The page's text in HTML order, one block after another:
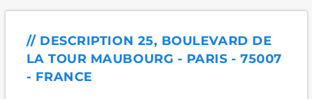
// DESCRIPTION 25, BOULEVARD DE
LA TOUR MAUBOURG - PARIS - 75007
- FRANCE